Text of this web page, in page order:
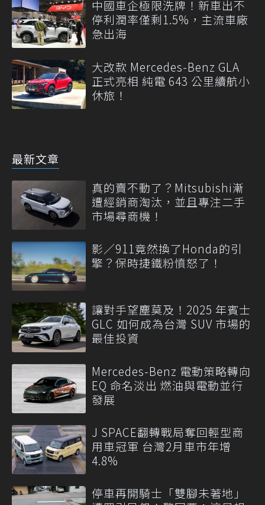
中國車企極限洗牌！新車出不
停利潤率僅剩1.5%，主流車廠
急出海
大改款 Mercedes-Benz GLA
正式亮相 純電 643 公里續航小
休旅！
最新文章
真的賣不動了？Mitsubishi漸
遭經銷商淘汰，並且專注二手
市場尋商機！
影／911竟然換了Honda的引
擎？保時捷鐵粉憤怒了！
讓對手望塵莫及！2025 年賓士
GLC 如何成為台灣 SUV 市場的
最佳投資
Mercedes-Benz 電動策略轉向
EQ 命名淡出 燃油與電動並行
發展
J SPACE翻轉戰局奪回輕型商
用車冠軍 台灣2月車市年增
4.8%
停車再開騎士「雙腳未著地」